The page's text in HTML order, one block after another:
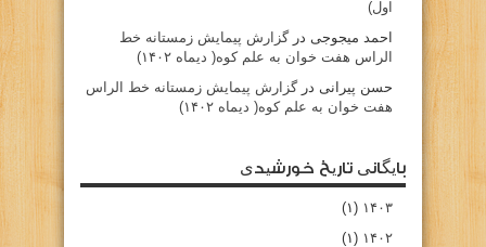
اول)
احمد میجوجی درگزارش پیمایش زمستانه خط
الراس هفت خوان به علم کوه( دیماه ۱۴۰۲)
حسن پیرانی درگزارش پیمایش زمستانه خط الراس
هفت خوان به علم کوه( دیماه ۱۴۰۲)
بایگانی تاریخ خورشیدی
۱۴۰۳ (۱)
۱۴۰۲ (۱)